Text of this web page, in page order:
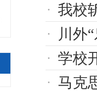
我校
川外“
学校
马克